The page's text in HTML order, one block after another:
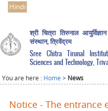
Hindi
श्री चित्रा तिरुनाल
संस्थान, त्रिवेंद्रम
Sree Chitra Tirunal
Sciences and Technology,
You are here : Home > News
Notice - The